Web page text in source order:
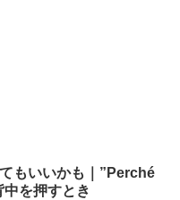
もいいかも｜”Perché
を押すとき